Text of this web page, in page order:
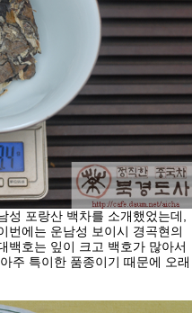
성 포랑산 백차를 소개했었는데
번에는 운남성 보이시 경곡현의
백호는 잎이 크고 백호가 많아서
아주 특이한 품종이기 때문에 오래